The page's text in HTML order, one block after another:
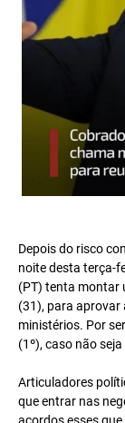
Depois do risco
noite desta terça-
(PT) tenta montar
(31), para aprovar
ministérios. Por
(1º), caso não
Articuladores
que entrar nas